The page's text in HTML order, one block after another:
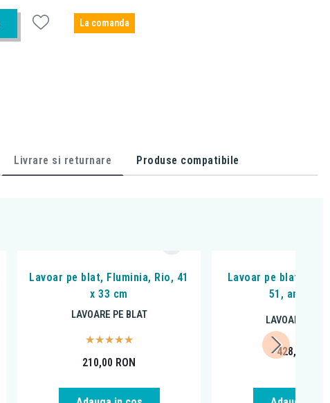
La comanda
Livrare si returnare Produse compatibile
Lavoar pe blat, Fluminia, Rio, 41
x 33 cm
LAVOARE PE BLAT
210,00 RON
Lavoar pe blat,
51, amorf,
LAVOARE PE
428,00